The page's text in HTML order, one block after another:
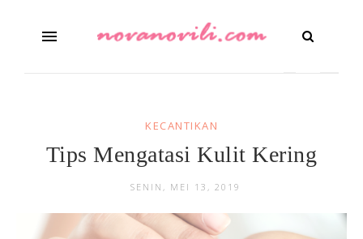
KECANTIKAN
Tips Mengatasi Kulit Kering
SENIN, MEI 13, 2019